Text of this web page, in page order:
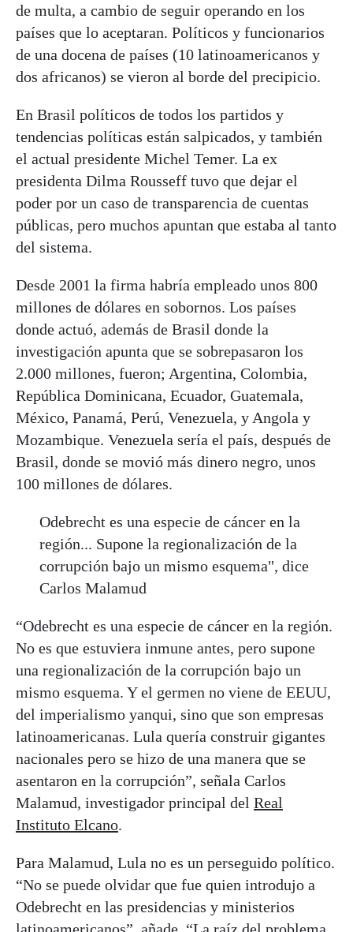
de multa, a cambio de seguir operando en los
países que lo aceptaran. Políticos y funcionarios
de una docena de países (10 latinoamericanos y
dos africanos) se vieron al borde del precipicio.
En Brasil políticos de todos los partidos y
tendencias políticas están salpicados, y también
el actual presidente Michel Temer. La ex
presidenta Dilma Rousseff tuvo que dejar el
poder por un caso de transparencia de cuentas
públicas, pero muchos apuntan que estaba al tanto
del sistema.
Desde 2001 la firma habría empleado unos 800
millones de dólares en sobornos. Los países
donde actuó, además de Brasil donde la
investigación apunta que se sobrepasaron los
2.000 millones, fueron; Argentina, Colombia,
República Dominicana, Ecuador, Guatemala,
México, Panamá, Perú, Venezuela, y Angola y
Mozambique. Venezuela sería el país, después de
Brasil, donde se movió más dinero negro, unos
100 millones de dólares.
Odebrecht es una especie de cáncer en la
región... Supone la regionalización de la
corrupción bajo un mismo esquema", dice
Carlos Malamud
“Odebrecht es una especie de cáncer en la región.
No es que estuviera inmune antes, pero supone
una regionalización de la corrupción bajo un
mismo esquema. Y el germen no viene de EEUU,
del imperialismo yanqui, sino que son empresas
latinoamericanas. Lula quería construir gigantes
nacionales pero se hizo de una manera que se
asentaron en la corrupción”, señala Carlos
Malamud, investigador principal del Real
Instituto Elcano.
Para Malamud, Lula no es un perseguido político.
“No se puede olvidar que fue quien introdujo a
Odebrecht en las presidencias y ministerios
latinoamericanos”, añade. “La raíz del problema